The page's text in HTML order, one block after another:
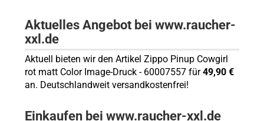
Aktuelles Angebot bei www.raucher-
xxl.de
Aktuell bieten wir den Artikel Zippo Pinup Cowgirl
rot matt Color Image-Druck - 60007557 für49,90 €
an. Deutschlandweit versandkostenfrei!
Einkaufen bei www.raucher-xxl.de